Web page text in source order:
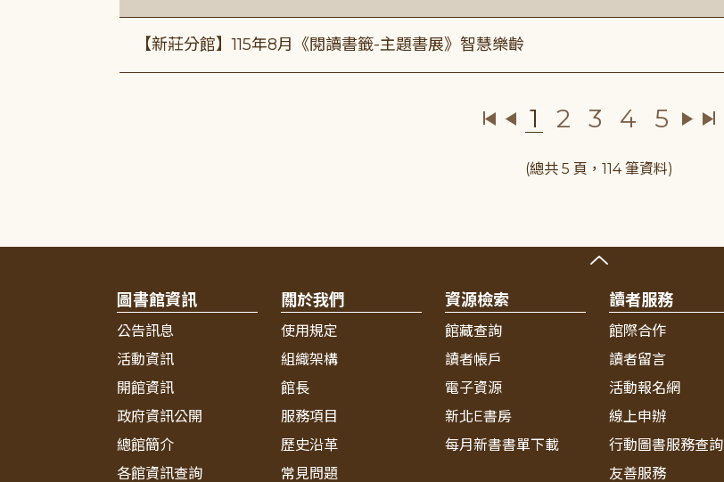
【新莊分館】115年8月《閱讀書籤-主題書展》智慧樂齡
1 2 3 4 5
(總共 5 頁，114 筆資料)
圖書館資訊
公告訊息
活動資訊
開館資訊
政府資訊公開
總館簡介
各館資訊查詢
關於我們
使用規定
組織架構
館長
服務項目
歷史沿革
常見問題
資源檢索
館藏查詢
讀者帳戶
電子資源
新北E書房
每月新書書單下載
讀者服務
館際合作
讀者留言
活動報名網
線上申辦
行動圖書服務查詢
友善服務